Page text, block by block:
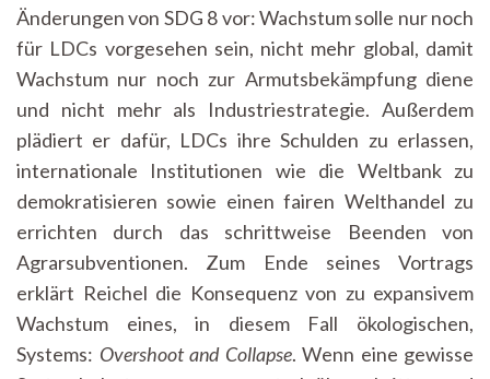
Änderungen von SDG 8 vor: Wachstum solle nur noch
für LDCs vorgesehen sein, nicht mehr global, damit
Wachstum nur noch zur Armutsbekämpfung diene
und nicht mehr als Industriestrategie. Außerdem
plädiert er dafür, LDCs ihre Schulden zu erlassen,
internationale Institutionen wie die Weltbank zu
demokratisieren sowie einen fairen Welthandel zu
errichten durch das schrittweise Beenden von
Agrarsubventionen. Zum Ende seines Vortrags
erklärt Reichel die Konsequenz von zu expansivem
Wachstum eines, in diesem Fall ökologischen,
Systems: Overshoot and Collapse. Wenn eine gewisse